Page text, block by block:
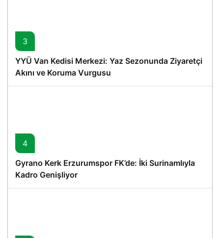
3
YYÜ Van Kedisi Merkezi: Yaz Sezonunda Ziyaretçi
Akını ve Koruma Vurgusu
4
Gyrano Kerk Erzurumspor FK’de: İki Surinamlıyla
Kadro Genişliyor